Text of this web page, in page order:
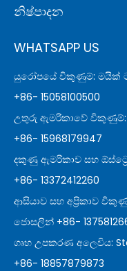
නිෂ්පාදන
WHATSAPP US
යුරෝපයේ විකුණුම්: මයික්
+86- 15058100500
උතුරු ඇමරිකාවේ විකුණුම්:
+86- 15968179947
දකුණු ඇමරිකාව සහ
+86- 13372412260
ආසියාව සහ අප්‍රිකාව
ජොසලින් +86-
ගෘහ උපකරණ අලෙවිය:
+86- 18857879873